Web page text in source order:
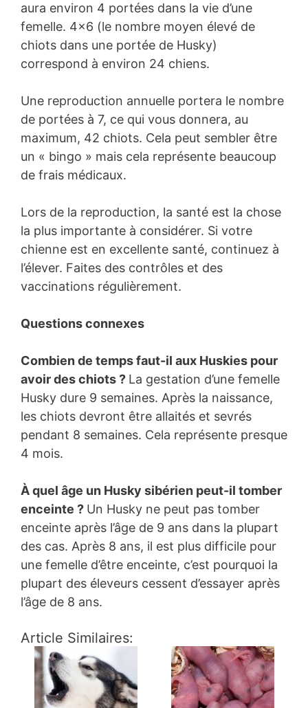
aura environ 4 portées dans la vie d’une
femelle. 4×6 (le nombre moyen élevé de
chiots dans une portée de Husky)
correspond à environ 24 chiens.
Une reproduction annuelle portera le nombre
de portées à 7, ce qui vous donnera, au
maximum, 42 chiots. Cela peut sembler être
un « bingo » mais cela représente beaucoup
de frais médicaux.
Lors de la reproduction, la santé est la chose
la plus importante à considérer. Si votre
chienne est en excellente santé, continuez à
l’élever. Faites des contrôles et des
vaccinations régulièrement.
Questions connexes
Combien de temps faut-il aux Huskies pour
avoir des chiots ? La gestation d’une femelle
Husky dure 9 semaines. Après la naissance,
les chiots devront être allaités et sevrés
pendant 8 semaines. Cela représente presque
4 mois.
À quel âge un Husky sibérien peut-il tomber
enceinte ? Un Husky ne peut pas tomber
enceinte après l’âge de 9 ans dans la plupart
des cas. Après 8 ans, il est plus difficile pour
une femelle d’être enceinte, c’est pourquoi la
plupart des éleveurs cessent d’essayer après
l’âge de 8 ans.
Article Similaires: